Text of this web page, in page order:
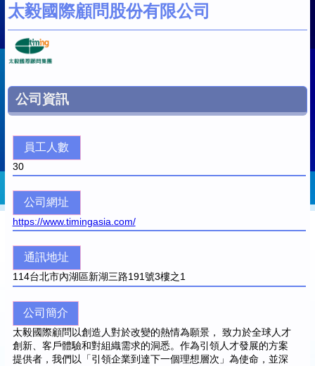
太毅國際顧問股份有限公司
公司資訊
員工人數
30
公司網址
https://www.timingasia.com/
通訊地址
114台北市內湖區新湖三路191號3樓之1
公司簡介
太毅國際顧問以創造人對於改變的熱情為願景， 致力於全球人才
創新、客戶體驗和對組織需求的洞悉。作為引領人才發展的方案
提供者，我們以「引領企業到達下一個理想層次」為使命，並深